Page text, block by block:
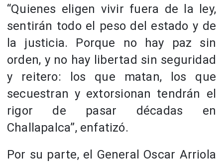
“Quienes eligen vivir fuera de la ley,
sentirán todo el peso del estado y de
la justicia. Porque no hay paz sin
orden, y no hay libertad sin seguridad
y reitero: los que matan, los que
secuestran y extorsionan tendrán el
rigor de pasar décadas en
Challapalca”, enfatizó.
Por su parte, el General Oscar Arriola